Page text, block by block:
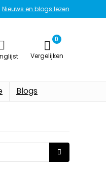
Nieuws en blogs lezen
0
Vergelijken
Blogs